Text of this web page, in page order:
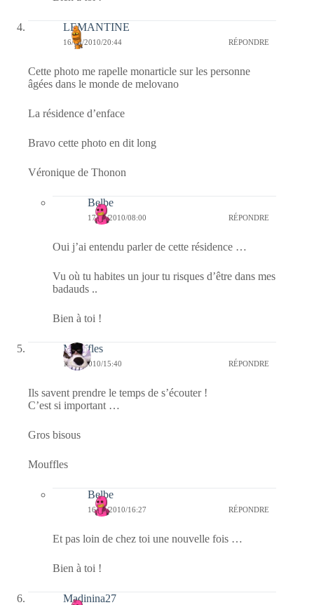
LEMANTINE
16/04/2010/20:44 RÉPONDRE
Cette photo me rapelle monarticle sur les personne
âgées dans le monde de melovano
La résidence d’enface
Bravo cette photo en dit long
Véronique de Thonon
Belbe
17/04/2010/08:00 RÉPONDRE
Oui j’ai entendu parler de cette résidence …
Vu où tu habites un jour tu risques d’être dans mes
badauds ..
Bien à toi !
Mouffles
16/04/2010/15:40 RÉPONDRE
Ils savent prendre le temps de s’écouter !
C’est si important …
Gros bisous
Mouffles
Belbe
16/04/2010/16:27 RÉPONDRE
Et pas loin de chez toi une nouvelle fois …
Bien à toi !
Madinina27